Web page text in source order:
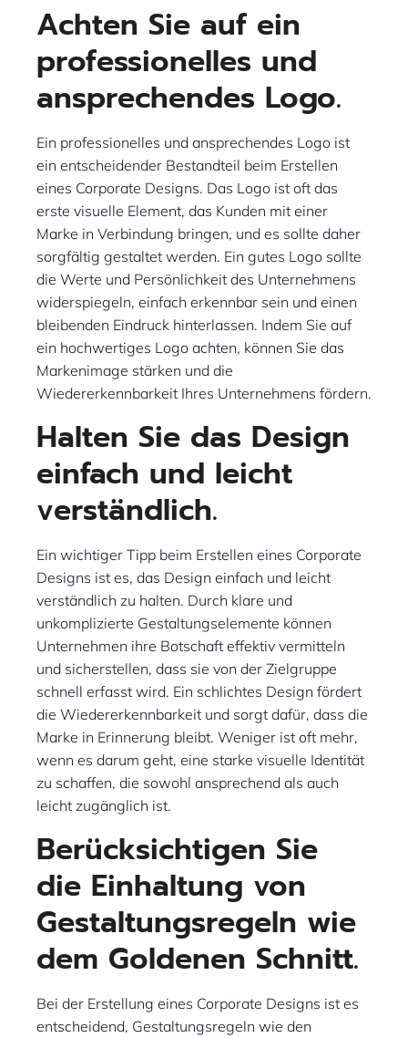
Achten Sie auf ein
professionelles und
ansprechendes Logo.
Ein professionelles und ansprechendes Logo ist
ein entscheidender Bestandteil beim Erstellen
eines Corporate Designs. Das Logo ist oft das
erste visuelle Element, das Kunden mit einer
Marke in Verbindung bringen, und es sollte daher
sorgfältig gestaltet werden. Ein gutes Logo sollte
die Werte und Persönlichkeit des Unternehmens
widerspiegeln, einfach erkennbar sein und einen
bleibenden Eindruck hinterlassen. Indem Sie auf
ein hochwertiges Logo achten, können Sie das
Markenimage stärken und die
Wiedererkennbarkeit Ihres Unternehmens fördern.
Halten Sie das Design
einfach und leicht
verständlich.
Ein wichtiger Tipp beim Erstellen eines Corporate
Designs ist es, das Design einfach und leicht
verständlich zu halten. Durch klare und
unkomplizierte Gestaltungselemente können
Unternehmen ihre Botschaft effektiv vermitteln
und sicherstellen, dass sie von der Zielgruppe
schnell erfasst wird. Ein schlichtes Design fördert
die Wiedererkennbarkeit und sorgt dafür, dass die
Marke in Erinnerung bleibt. Weniger ist oft mehr,
wenn es darum geht, eine starke visuelle Identität
zu schaffen, die sowohl ansprechend als auch
leicht zugänglich ist.
Berücksichtigen Sie
die Einhaltung von
Gestaltungsregeln wie
dem Goldenen Schnitt.
Bei der Erstellung eines Corporate Designs ist es
entscheidend, Gestaltungsregeln wie den